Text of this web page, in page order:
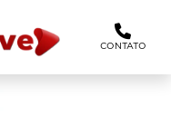
CONTATO